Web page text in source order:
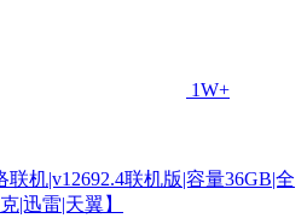
1W+
机|v12692.4联机版|容量36GB|全
|迅雷|天翼】